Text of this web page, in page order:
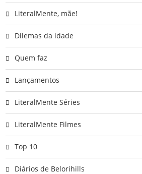
LiteralMente, mãe!
Dilemas da idade
Quem faz
Lançamentos
LiteralMente Séries
LiteralMente Filmes
Top 10
Diários de Belorihills